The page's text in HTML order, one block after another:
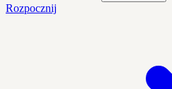
Rozpocznij